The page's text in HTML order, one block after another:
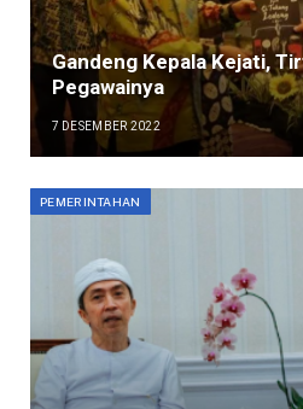
Gandeng Kepala Kejati,
Pegawainya
7 DESEMBER 2022
PEMERINTAHAN